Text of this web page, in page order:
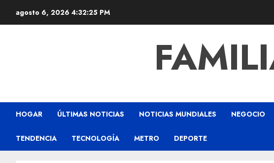
agosto 6, 2026 4:32:25 PM
HOGAR ÚLTIMAS NOTICIAS NOTICIAS MUNDIALES NEGOCIO
TENDENCIA TECNOLOGÍA METRO DEPORTE